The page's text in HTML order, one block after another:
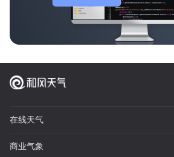
在线天气
商业气象